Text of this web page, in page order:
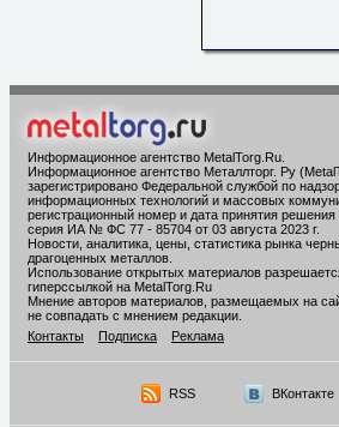
Информационное агентство MetalTorg.Ru
Информационное агентство Металлторг. Ру
зарегистрировано Федеральной службой по
информационных технологий и массовых
регистрационный номер и дата принятия решения
серия ИА № ФС 77 - 85704 от 03 августа 2023 г.
Новости, аналитика, цены, статистика рынка
драгоценных металлов.
Использование открытых материалов
гиперссылкой на MetalTorg.Ru
Мнение авторов материалов, размещаемых на
не совпадать с мнением редакции.
Контакты
Подписка Реклама
RSS ВКонтакте